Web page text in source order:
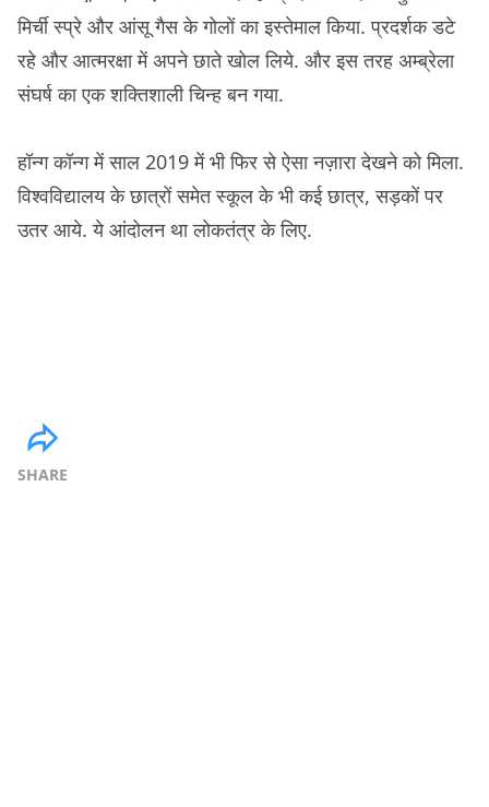
मिर्ची स्प्रे और आंसू गैस के गोलों का इस्तेमाल किया. प्रदर्शक डटे
रहे और आत्मरक्षा में अपने छाते खोल लिये. और इस तरह अम्ब्रेला
संघर्ष का एक शक्तिशाली चिन्ह बन गया.
हॉन्ग कॉन्ग में साल 2019 में भी फिर से ऐसा नज़ारा देखने को मिला.
विश्वविद्यालय के छात्रों समेत स्कूल के भी कई छात्र, सड़कों पर
उतर आये. ये आंदोलन था लोकतंत्र के लिए.
SHARE